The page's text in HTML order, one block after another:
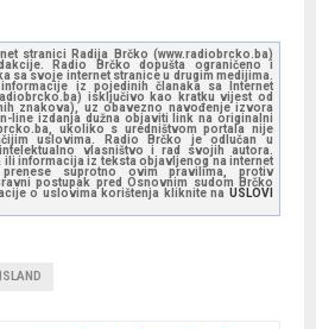
stranici Radija Brčko (www.radiobrcko.ba)
Radio Brčko dopušta ograničeno i
sa svoje internet stranice u drugim medijima.
iz pojedinih članaka sa Internet
isključivo kao kratku vijest od
znakova), uz obavezno navođenje izvora
line izdanja dužna objaviti link na originalni
ukoliko s uredništvom portala nije
uslovima. Radio Brčko je odlučan u
vlasništvo i rad svojih autora.
informacija iz teksta objavljenog na internet
prenese suprotno ovim pravilima, protiv
postupak pred Osnovnim sudom Brčko
o uslovima korištenja kliknite na USLOVI
ISLAND